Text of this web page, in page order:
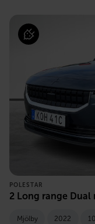
POLESTAR
2 Long range Dual
Mjölby 2022